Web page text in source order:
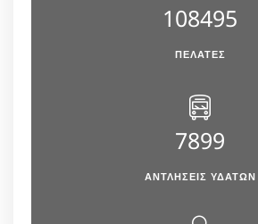
108495
ΠΕΛΆΤΕΣ
7899
ΑΝΤΛΉΣΕΙΣ ΥΔΆΤΩΝ